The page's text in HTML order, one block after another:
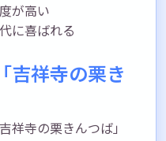
が高い
に喜ばれる
吉祥寺の栗き
祥寺の栗きんつば」